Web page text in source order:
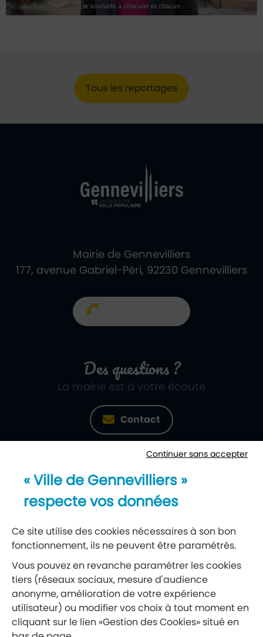
Tous les reportages
Mairie de Gennevilliers
177, avenue Gabriel-Péri, 92230 Gennevilliers
Des questions ?
La mairie est à votre écoute
Contact
Newsletter
Réseaux sociaux
Suivez-nous
Continuer sans accepter
« Ville de Gennevilliers »
respecte vos données
Ce site utilise des cookies nécessaires à son bon
fonctionnement, ils ne peuvent être paramétrés.
Vous pouvez en revanche paramétrer les cookies
tiers (réseaux sociaux, mesure d'audience
anonyme, amélioration de votre expérience
utilisateur) ou modifier vos choix à tout moment en
cliquant sur le lien «Gestion des Cookies» situé en